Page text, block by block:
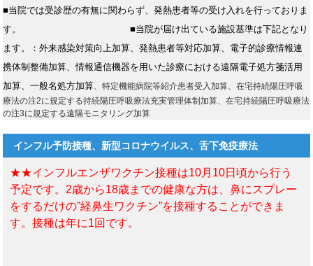
■当院では受診歴の有無に関わらず、発熱患者等の受け入れを行っておりま
す。
■当院が届け出ている施設基準は下記となり
ます。：外来感染対策向上加算、発熱患者等対応加算、電子的診療情報連
携体制整備加算、情報通信機器を用いた診療における遠隔電子処方箋活用
加算、一般名処方加算、特定機能病院等紹介患者受入加算、在宅持続陽圧呼吸
療法の注2に規定する持続陽圧呼吸療法充実管理体制加算、在宅持続陽圧呼吸療法
の注3に規定する遠隔モニタリング加算
インフル予防接種、新型コロナウイルス、舌下免疫療法
★★インフルエンザワクチン接種は10月10日頃から行う
予定です。2歳から18歳までの健康な方は、鼻にスプレー
をするだけの”経鼻生ワクチン”を接種することができま
す。接種は年に1回です。